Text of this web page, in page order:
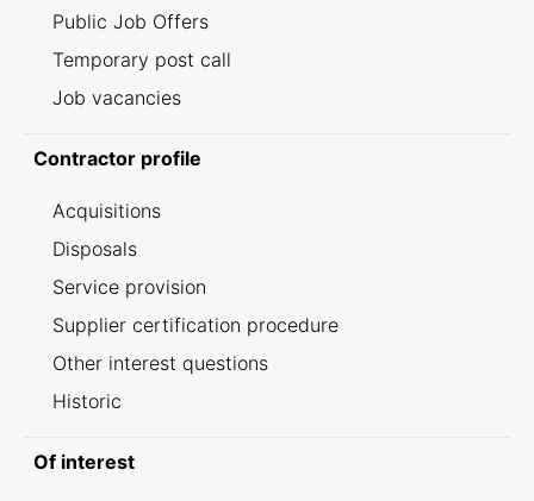
Public Job Offers
Temporary post call
Job vacancies
Contractor profile
Acquisitions
Disposals
Service provision
Supplier certification procedure
Other interest questions
Historic
Of interest